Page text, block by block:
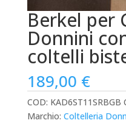
Berkel per
Donnini
coltelli
189,00 €
COD: KAD6ST11SRBGB
Marchio: Coltelleria